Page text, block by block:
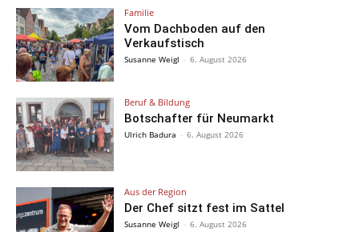
Familie
Vom Dachboden auf den
Verkaufstisch
Susanne Weigl - 6. August 2026
Beruf & Bildung
Botschafter für Neumarkt
Ulrich Badura - 6. August 2026
Aus der Region
Der Chef sitzt fest im Sattel
Susanne Weigl - 6. August 2026